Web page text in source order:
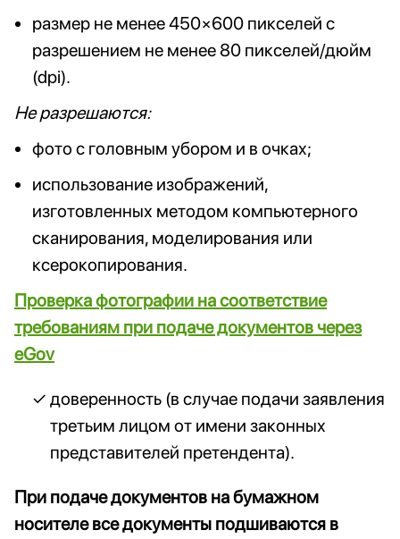
размер не менее 450×600 пикселей с
разрешением не менее 80 пикселей/дюйм
(dpi).
Не разрешаются:
фото с головным убором и в очках;
использование изображений,
изготовленных методом компьютерного
сканирования, моделирования или
ксерокопирования.
Проверка фотографии на соответствие
требованиям при подаче документов через
eGov
доверенность (в случае подачи заявления
третьим лицом от имени законных
представителей претендента).
При подаче документов на бумажном
носителе все документы подшиваются в